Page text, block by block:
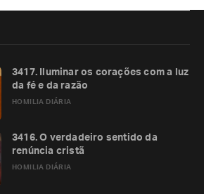
HOMILIA DIÁRIA
3417. Iluminar os corações com a luz
da fé e da razão
HOMILIA DIÁRIA
3416. O verdadeiro sentido da
renúncia cristã